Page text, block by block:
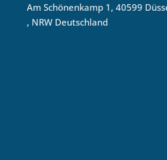
Am Schönenkamp 1, 40599
, NRW Deutschland